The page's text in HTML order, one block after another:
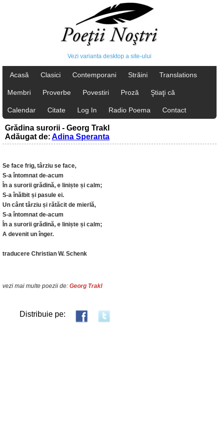
Vezi varianta desktop a site-ului
Acasă Clasici Contemporani Străini Translations
Membri Proverbe Povestiri Proză Ştiaţi că
Calendar Citate Log In Radio Poema Contact
Grădina surorii - Georg Trakl
Adăugat de: Adina Speranta
Se face frig, târziu se face,
S-a întomnat de-acum
În a surorii grădină, e liniște și calm;
S-a înălbit și pasule ei.
Un cânt târziu și rătăcit de mierlă,
S-a întomnat de-acum
În a surorii grădină, e liniște și calm;
A devenit un înger.
traducere Christian W. Schenk
vezi mai multe poezii de: Georg Trakl
Distribuie pe: